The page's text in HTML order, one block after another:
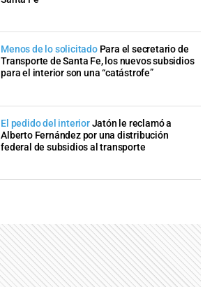
Menos de lo solicitado Para el secretario de
Transporte de Santa Fe, los nuevos subsidios
para el interior son una “catástrofe”
El pedido del interiorJatón le reclamó a
Alberto Fernández por una distribución
federal de subsidios al transporte